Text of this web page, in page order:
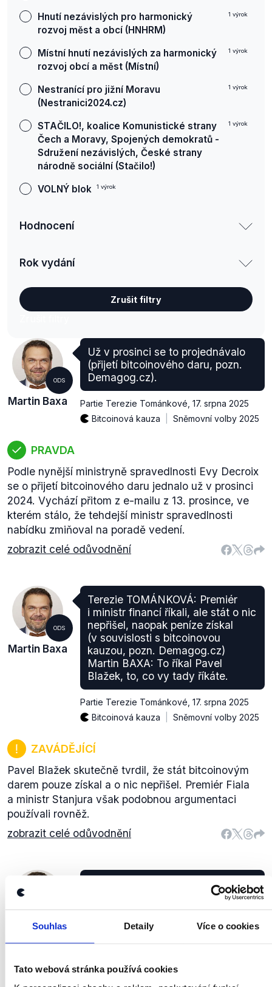
Souhlas Detaily Více o cookies
Tato webová stránka používá cookies
Hnutí nezávislých pro harmonický
rozvoj měst a obcí (HNHRM)
1 výrok
Místní hnutí nezávislých za harmonický
rozvoj obcí a měst (Místní)
1 výrok
Nestranící pro jižní Moravu
(Nestranici2024.cz)
1 výrok
STAČILO!, koalice Komunistické strany
Čech a Moravy, Spojených demokratů -
Sdružení nezávislých, České strany
národně sociální (Stačilo!)
1 výrok
VOLNÝ blok 1 výrok
Hodnocení
Rok vydání
ODS
Martin Baxa
Už v prosinci se to projednávalo
(přijetí bitcoinového daru, pozn.
Demagog.cz).
Partie Terezie Tománkové 17. srpna 2025
Bitcoinová kauza
Sněmovní volby 2025
PRAVDA
Podle nynější ministryně spravedlnosti Evy Decroix
se o přijetí bitcoinového daru jednalo už v prosinci
2024. Vychází přitom z e-mailu z 13. prosince, ve
kterém stálo, že tehdejší ministr spravedlnosti
nabídku zmiňoval na poradě vedení.
zobrazit celé odůvodnění
ODS
Martin Baxa
Terezie TOMÁNKOVÁ: Premiér
i ministr financí říkali, ale stát o nic
nepřišel, naopak peníze získal
(v souvislosti s bitcoinovou
kauzou, pozn. Demagog.cz)
Martin BAXA: To říkal Pavel
Blažek, to, co vy tady říkáte.
Partie Terezie Tománkové 17. srpna 2025
Bitcoinová kauza
Sněmovní volby 2025
ZAVÁDĚJÍCÍ
Pavel Blažek skutečně tvrdil, že stát bitcoinovým
darem pouze získal a o nic nepřišel. Premiér Fiala
a ministr Stanjura však podobnou argumentaci
používali rovněž.
zobrazit celé odůvodnění
ODS
Martin Baxa
Co jsem říkal mimochodem já,
když jsem tady byl týden nebo
10 dní po vypuknutí té (bitcoinové,
pozn. Demagog.cz) kauzy, je, že
mají konat orgány činné v trestním
řízení.
Partie Terezie Tománkové